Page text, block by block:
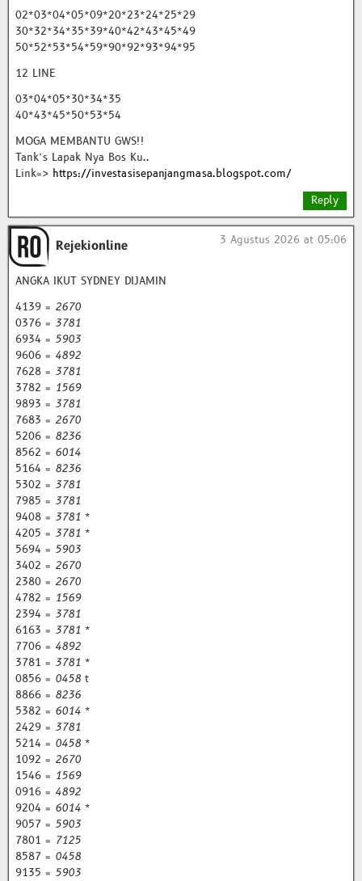
02*03*04*05*09*20*23*24*25*29
30*32*34*35*39*40*42*43*45*49
50*52*53*54*59*90*92*93*94*95
12 LINE
03*04*05*30*34*35
40*43*45*50*53*54
MOGA MEMBANTU GWS!!
Tank’s Lapak Nya Bos Ku..
Link=> https://investasisepanjangmasa.blogspot.com/
Reply
Rejekionline 3 Agustus 2026 at 05:06
ANGKA IKUT SYDNEY DIJAMIN
4139 = 2670
0376 = 3781
6934 = 5903
9606 = 4892
7628 = 3781
3782 = 1569
9893 = 3781
7683 = 2670
5206 = 8236
8562 = 6014
5164 = 8236
5302 = 3781
7985 = 3781
9408 = 3781 *
4205 = 3781 *
5694 = 5903
3402 = 2670
2380 = 2670
4782 = 1569
2394 = 3781
6163 = 3781 *
7706 = 4892
3781 = 3781 *
0856 = 0458 t
8866 = 8236
5382 = 6014 *
2429 = 3781
5214 = 0458 *
1092 = 2670
1546 = 1569
0916 = 4892
9204 = 6014 *
9057 = 5903
7801 = 7125
8587 = 0458
9135 = 5903